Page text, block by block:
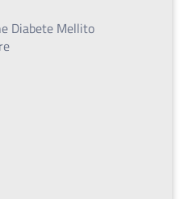
Diabete Mellito